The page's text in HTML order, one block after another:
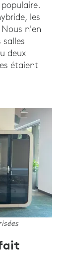
les
n'en
salles
deux
étaient